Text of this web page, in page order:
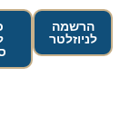
הרשמה
לניוזלטר